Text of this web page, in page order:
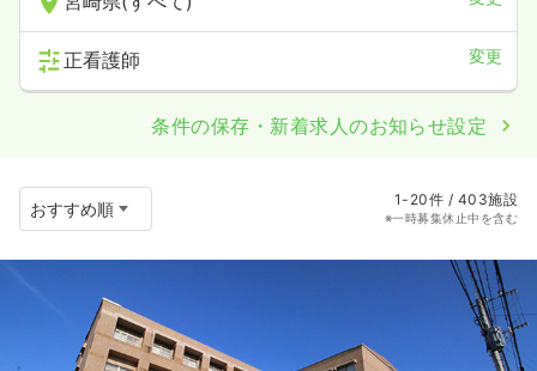
正看護師 変更
条件の保存・新着求人のお知らせ設定
1-20件 / 403施設
※一時募集休止中を含む